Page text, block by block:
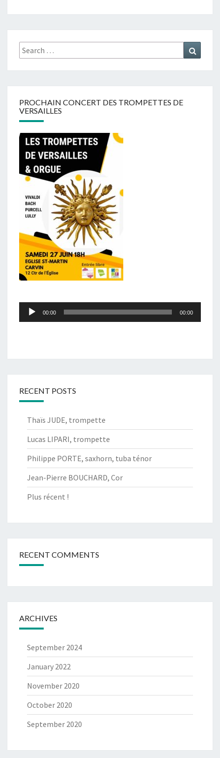
Search
for:
PROCHAIN CONCERT DES TROMPETTES DE
VERSAILLES
Audio
Player
00:00 00:00
RECENT POSTS
Thaïs JUDE, trompette
Lucas LIPARI, trompette
Philippe PORTE, saxhorn, tuba ténor
Jean-Pierre BOUCHARD, Cor
Plus récent !
RECENT COMMENTS
ARCHIVES
September 2024
January 2022
November 2020
October 2020
September 2020